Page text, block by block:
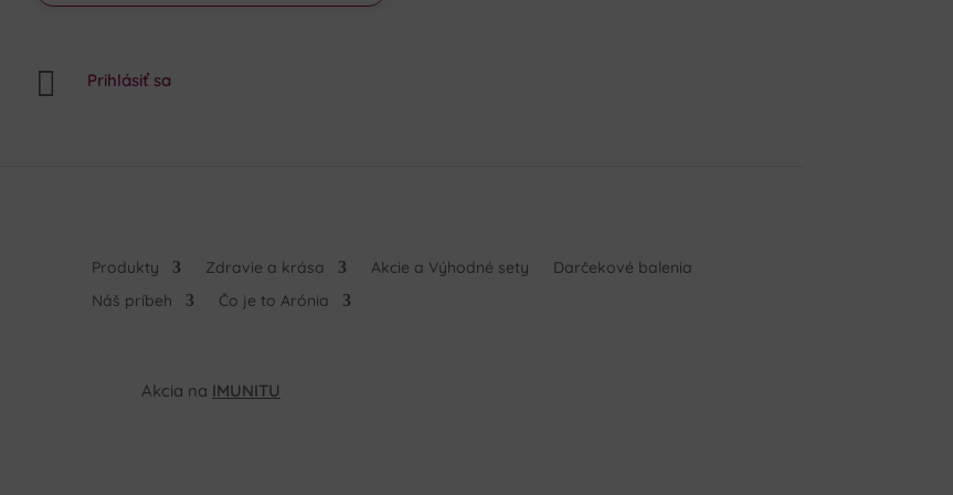
 Prihlásiť sa
Produkty Zdravie a krása Akcie a Výhodné sety
Darčekové balenia
Náš príbeh
Čo je to Arónia
Akcia na IMUNITU